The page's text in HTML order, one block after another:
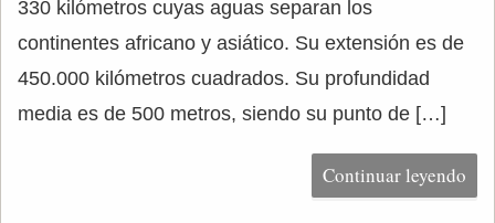
330 kilómetros cuyas aguas separan los
continentes africano y asiático. Su extensión es de
450.000 kilómetros cuadrados. Su profundidad
media es de 500 metros, siendo su punto de […]
Continuar leyendo